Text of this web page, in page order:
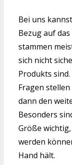
Bei uns
Bezug auf
stammen
sich nicht
Produkts
Fragen
dann den
Besonders
Größe
werden
Hand hält.